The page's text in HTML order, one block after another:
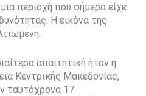
περιοχή που σήμερα είχε
Η εικόνα της
απαιτητική ήταν η
Κεντρικής Μακεδονίας,
ταυτόχρονα 17